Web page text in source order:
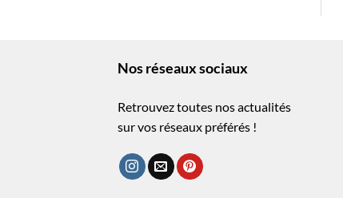
Nos réseaux sociaux
Retrouvez toutes nos actualités
sur vos réseaux préférés !